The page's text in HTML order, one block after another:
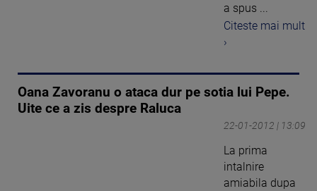
a spus ...
Citeste mai mult
›
Oana Zavoranu o ataca dur pe sotia lui Pepe.
Uite ce a zis despre Raluca
22-01-2012 | 13:09
La prima
intalnire
amiabila dupa